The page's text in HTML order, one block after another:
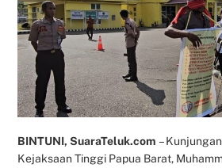
BINTUNI, SuaraTeluk.com–
Kejaksaan Tinggi Papua Barat,